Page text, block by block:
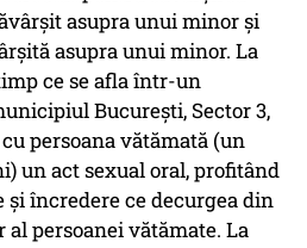
asupra unui minor şi
asupra unui minor. La
ce se afla într-un
Bucureşti, Sector 3,
persoana vătămată (un
un act sexual oral, profitând
şi încredere ce decurgea din
al persoanei vătămate. La